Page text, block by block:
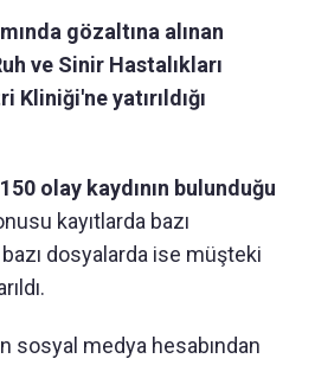
gözaltına alınan
ve Sinir Hastalıkları
yatırıldığı
150 olay kaydının bulunduğu
kayıtlarda bazı
dosyalarda ise müşteki
sosyal medya hesabından